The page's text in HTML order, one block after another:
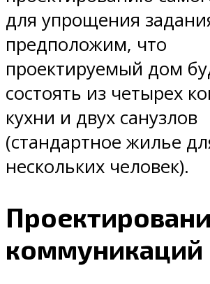
для упрощения
предположим, что
проектируемый дом
состоять из четырех
кухни и двух санузлов
(стандартное жилье
нескольких человек).
коммуникаций